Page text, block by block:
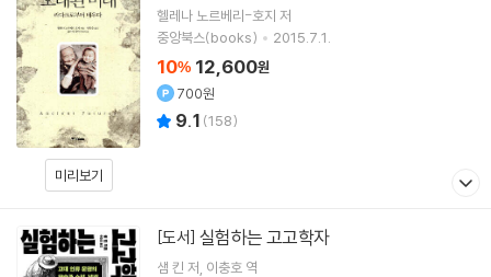
미리보기
헬레나 노르베리-호지 저
중앙북스(books)
2015.7.1.
10% 12,600원
700원
9.1 (158)
[도서] 실험하는 고고학자
샘 킨 저 이충호 역